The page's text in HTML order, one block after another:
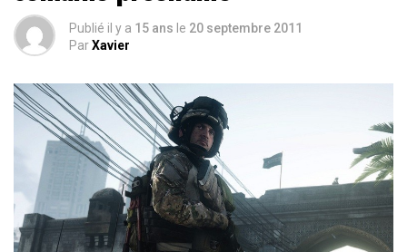
Publié il y a 15 ans le 20 septembre 2011
ParXavier